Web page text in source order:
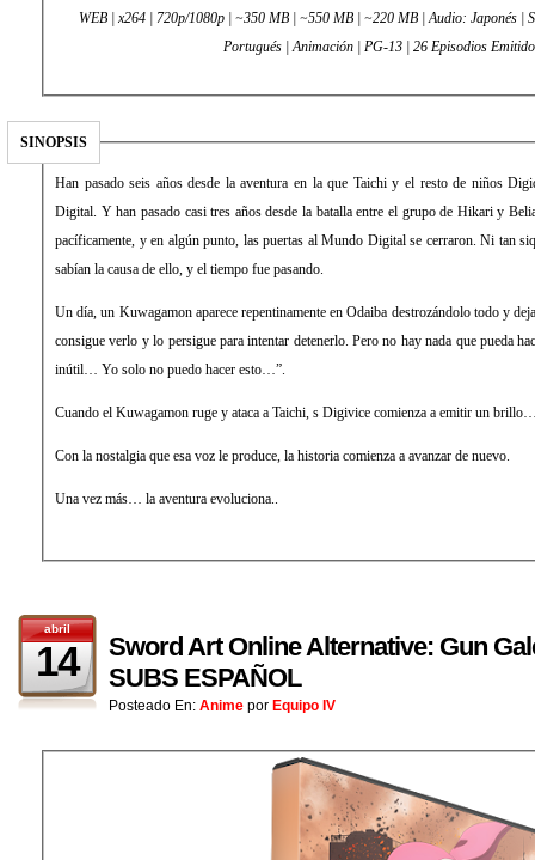
WEB | x264 | 720p/1080p | ~350 MB | ~550 MB | ~220 MB | Audio: Japonés |
Portugués | Animación | PG-13 | 26 Episodios
SINOPSIS
Han pasado seis años desde la aventura en la que Taichi y el resto de niños
Digital. Y han pasado casi tres años desde la batalla entre el grupo de Hikari y
pacíficamente, y en algún punto, las puertas al Mundo Digital se cerraron. Ni tan
sabían la causa de ello, y el tiempo fue pasando.
Un día, un Kuwagamon aparece repentinamente en Odaiba destrozándolo todo y
consigue verlo y lo persigue para intentar detenerlo. Pero no hay nada que pueda
inútil… Yo solo no puedo hacer esto…”.
Cuando el Kuwagamon ruge y ataca a Taichi, s Digivice comienza a emitir un
Con la nostalgia que esa voz le produce, la historia comienza a avanzar de nuevo.
Una vez más… la aventura evoluciona..
abril
14
Sword Art Online Alternative: Gun
SUBS ESPAÑOL
Posteado En: Anime por Equipo IV